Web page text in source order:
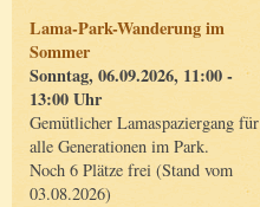
Lama-Park-Wanderung im
Sommer
Sonntag, 06.09.2026, 11:00 -
13:00 Uhr
Gemütlicher Lamaspaziergang für
alle Generationen im Park.
Noch 6 Plätze frei (Stand vom
03.08.2026)